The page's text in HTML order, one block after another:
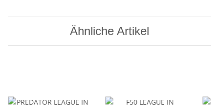
Ähnliche Artikel